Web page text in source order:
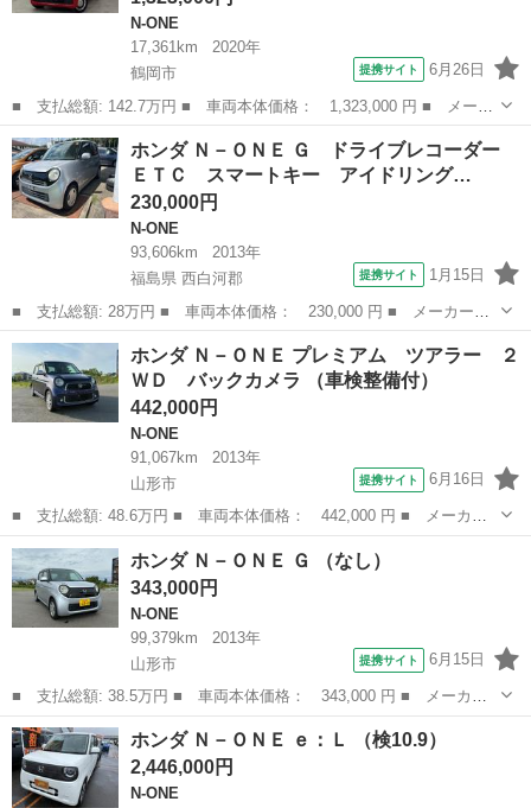
N-ONE
17,361km
2020年
鶴岡市
提携サイト 6月26日
■ 支払総額: 142.7万円 ■ 車両本体価格： 1,323,000 円 ■ メーカ
ー名： ホンダ ■ 車種名： Ｎ－ＯＮＥ ■ グレード名： オリジ
ナル 光触媒抗菌消臭施工済 ドラレコ前後 障害物センサー ナ
ビ 追突被...
山形 鶴岡市 N-ONE
ホンダ Ｎ－ＯＮＥ Ｇ ドライブレコーダー
ＥＴＣ スマートキー アイドリング…
230,000円
N-ONE
93,606km
2013年
福島県 西白河郡
提携サイト 1月15日
■ 支払総額: 28万円 ■ 車両本体価格： 230,000 円 ■ メーカー
名： ホンダ ■ 車種名： Ｎ－ＯＮＥ ■ グレード名： Ｇ ドラ
イブレコーダー ＥＴＣ スマートキー アイドリングストップ 電
動格納ミラー ベ...
福島 西白河郡 N-ONE
ホンダ Ｎ－ＯＮＥ プレミアム ツアラー ２
ＷＤ バックカメラ （車検整備付）
442,000円
N-ONE
91,067km
2013年
山形市
提携サイト 6月16日
■ 支払総額: 48.6万円 ■ 車両本体価格： 442,000 円 ■ メーカー
名： ホンダ ■ 車種名： Ｎ－ＯＮＥ ■ グレード名： プレミア
ム ツアラー ２ＷＤ バックカメラ ■ 排気量： 660cc ■ ドア枚
数...
山形 山形市 N-ONE
ホンダ Ｎ－ＯＮＥ Ｇ （なし）
343,000円
N-ONE
99,379km
2013年
山形市
提携サイト 6月15日
■ 支払総額: 38.5万円 ■ 車両本体価格： 343,000 円 ■ メーカー
名： ホンダ ■ 車種名： Ｎ－ＯＮＥ ■ グレード名： Ｇ ■ 排
気量： 660cc ■ ドア枚数： 5D ■ ミッション： インパネAT...
山形 山形市 N-ONE
ホンダ Ｎ－ＯＮＥ ｅ：Ｌ （検10.9）
2,446,000円
N-ONE